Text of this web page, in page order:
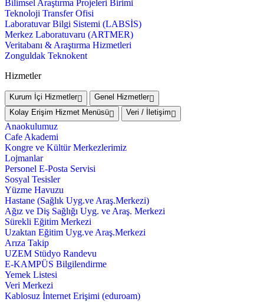
Bilimsel Araştırma Projeleri Birimi
Teknoloji Transfer Ofisi
Laboratuvar Bilgi Sistemi (LABSİS)
Merkez Laboratuvaru (ARTMER)
Veritabanı & Araştırma Hizmetleri
Zonguldak Teknokent
Hizmetler
Kurum İçi Hizmetler
Genel Hizmetler
Kolay Erişim Hizmet Menüsü
Veri / İletişim
Anaokulumuz
Cafe Akademi
Kongre ve Kültür Merkezlerimiz
Lojmanlar
Personel E-Posta Servisi
Sosyal Tesisler
Yüzme Havuzu
Hastane (Sağlık Uyg.ve Araş.Merkezi)
Ağız ve Diş Sağlığı Uyg. ve Araş. Merkezi
Sürekli Eğitim Merkezi
Uzaktan Eğitim Uyg.ve Araş.Merkezi
Arıza Takip
UZEM Stüdyo Randevu
E-KAMPÜS Bilgilendirme
Yemek Listesi
Veri Merkezi
Kablosuz İnternet Erişimi (eduroam)